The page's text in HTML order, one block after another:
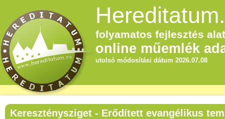
folyamatos fejlesztés
online műemlék
utolsó módosítási dátum 2026.07.08
Kereszténysziget - Erődített evangélikus